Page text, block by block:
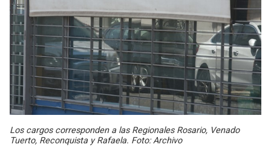
Los cargos corresponden a las Regionales Rosario, Venado
Tuerto, Reconquista y Rafaela. Foto: Archivo